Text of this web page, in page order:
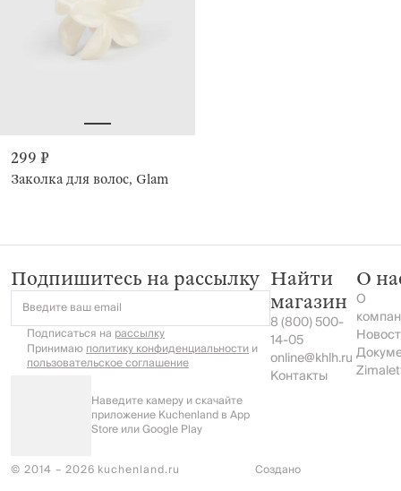
299 ₽
Заколка для волос, Glam
Подпишитесь на рассылку
Введите ваш email
Подписаться на рассылку
Принимаюполитику конфиденциальностии
пользовательское соглашение
Наведите камеру и скачайте
приложение Kuchenland в App
Store или Google Play
Найти
магазин
8 (800) 500-
14-05
online@khlh.ru
Контакты
О
О
© 2014 – 2026 kuchenland.ru Создано